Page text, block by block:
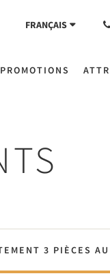
FRANÇAIS
PROMOTIONS
3 PIÈCES